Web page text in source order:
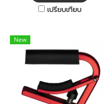
เปรียบเทียบ
New